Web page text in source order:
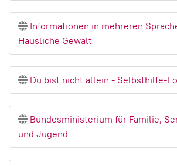
Informationen in mehreren
Häusliche Gewalt
Du bist nicht allein - Selbsthilfe-
Bundesministerium für Familie,
und Jugend